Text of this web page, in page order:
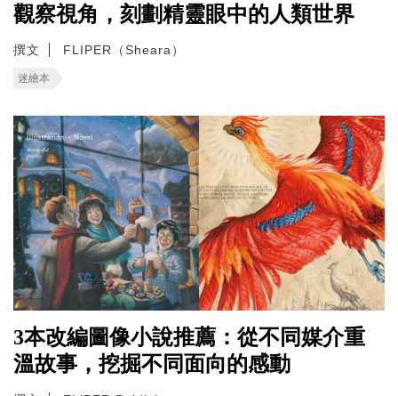
觀察視角，刻劃精靈眼中的人類世界
撰文 FLIPER（Sheara）
迷繪本
3本改編圖像小說推薦：從不同媒介重
溫故事，挖掘不同面向的感動